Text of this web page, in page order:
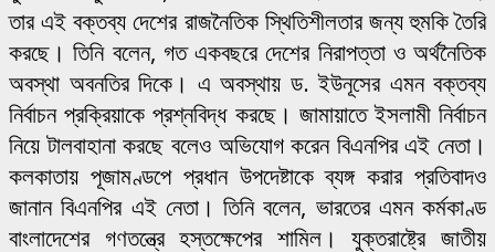
তার এই বক্তব্য দেশের রাজনৈতিক স্থিতিশীলতার জন্য হুমকি তৈরি
করছে। তিনি বলেন, গত একবছরে দেশের নিরাপত্তা ও অর্থনৈতিক
অবস্থা অবনতির দিকে। এ অবস্থায় ড. ইউনূসের এমন বক্তব্য
নির্বাচন প্রক্রিয়াকে প্রশ্নবিদ্ধ করছে। জামায়াতে ইসলামী নির্বাচন
নিয়ে টালবাহানা করছে বলেও অভিযোগ করেন বিএনপির এই নেতা।
কলকাতায় পূজামণ্ডপে প্রধান উপদেষ্টাকে ব্যঙ্গ করার প্রতিবাদও
জানান বিএনপির এই নেতা। তিনি বলেন, ভারতের এমন কর্মকাণ্ড
বাংলাদেশের গণতন্ত্রে হস্তক্ষেপের শামিল। যুক্তরাষ্ট্রে জাতীয়